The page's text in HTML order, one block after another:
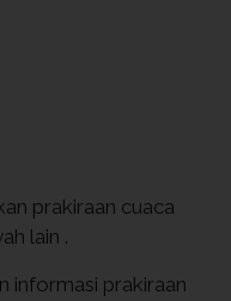
prakiraan cuaca
lain .
informasi prakiraan